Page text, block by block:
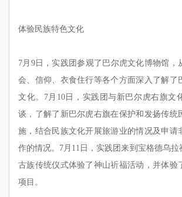
体验民族特色文化
7月9日，实践团参观了巴尔虎文化博物馆，
会、信仰、衣食住行等各个方面深入了解了
文化。7月10日，实践团与新巴尔虎右旗文
谈，了解了新巴尔虎右旗在保护和发扬传统
施，结合民族文化开展旅游业的情况及申请
作的情况。7月11日，实践团来到宝格德乌拉
古族传统仪式体验了神山祈福活动，并体验
项目。